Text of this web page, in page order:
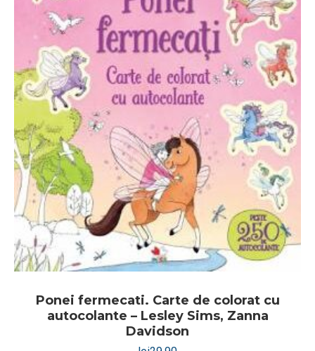
Ponei fermecati. Carte de colorat cu
autocolante – Lesley Sims, Zanna
Davidson